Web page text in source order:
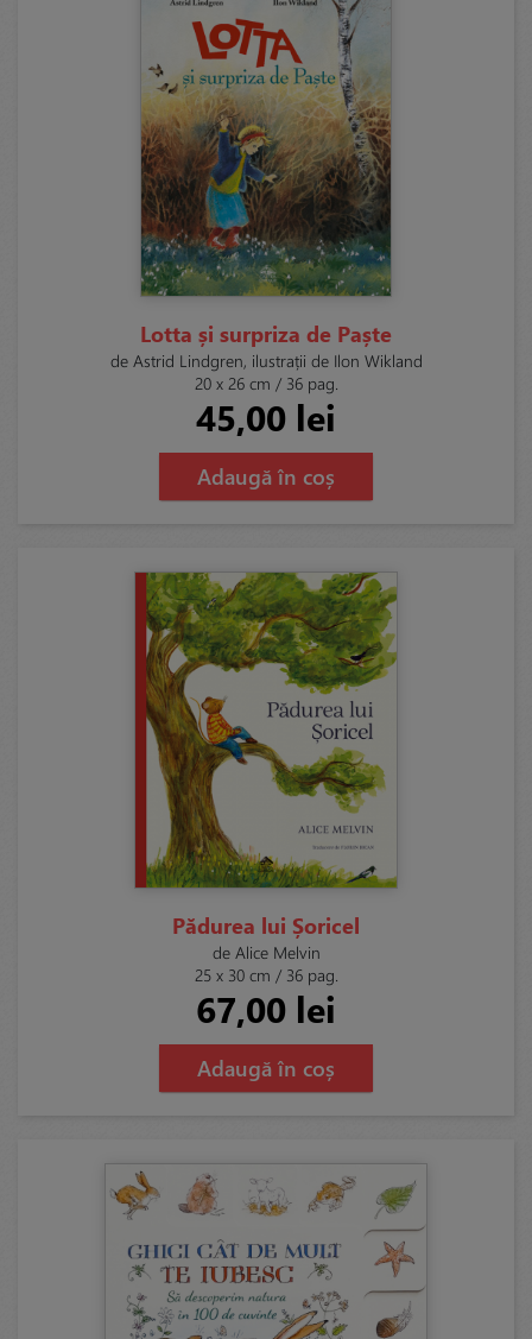
Lotta și surpriza de Paște
de Astrid Lindgren, ilustrații de Ilon Wikland
20 x 26 cm / 36 pag.
45,00 lei
Adaugă în coș
Pădurea lui Șoricel
de Alice Melvin
25 x 30 cm / 36 pag.
67,00 lei
Adaugă în coș